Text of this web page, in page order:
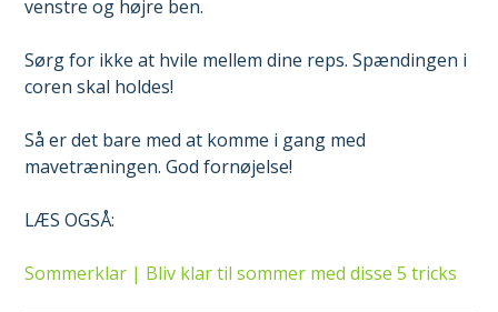
venstre og højre ben.
Sørg for ikke at hvile mellem dine reps. Spændingen i
coren skal holdes!
Så er det bare med at komme i gang med
mavetræningen. God fornøjelse!
LÆS OGSÅ:
Sommerklar | Bliv klar til sommer med disse 5 tricks